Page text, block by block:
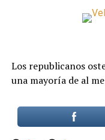
Los republicanos
una mayoría de al